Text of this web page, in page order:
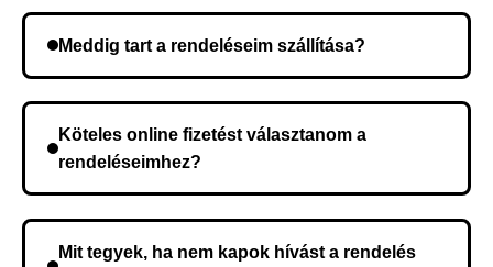
Meddig tart a rendeléseim szállítása?
kerül, és ez az időtartam függ a szállítási címtől.
Köteles online fizetést választanom a
rendeléseimhez?
Mit tegyek, ha nem kapok hívást a rendelés